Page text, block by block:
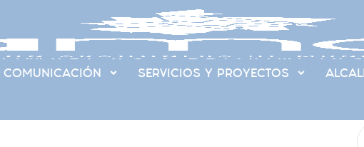
COMUNICACIÓN SERVICIOS Y PROYECTOS